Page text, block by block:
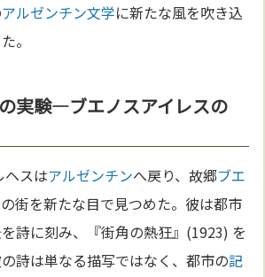
アルゼンチン文学に新たな風を吹き込
。
実験—ブエノスアイレスの
ヘスはアルゼンチンへ戻り、故郷ブエ
の街を新たな目で見つめた。彼は都市
詩に刻み、『街角の熱狂』(1923) を
詩は単なる描写ではなく、都市の記